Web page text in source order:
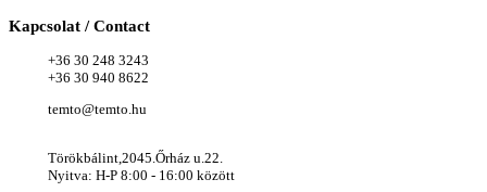
Kapcsolat / Contact
+36 30 248 3243
+36 30 940 8622
temto@temto.hu
Törökbálint,2045.Őrház u.22.
Nyitva: H-P 8:00 - 16:00 között